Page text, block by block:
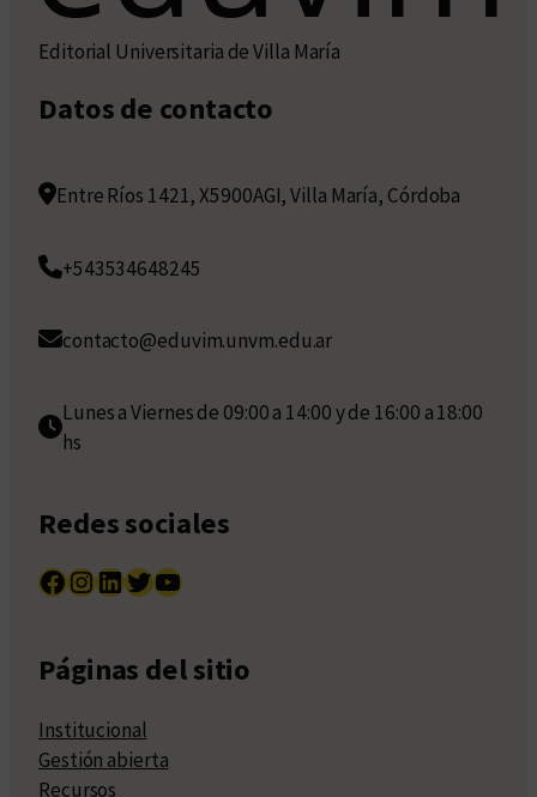
Editorial Universitaria de Villa María
Datos de contacto
Entre Ríos 1421, X5900AGI, Villa María, Córdoba
+543534648245
contacto@eduvim.unvm.edu.ar
Lunes a Viernes de 09:00 a 14:00 y de 16:00 a 18:00
hs
Redes sociales
Facebook InstagramLinkedIn Twitter YouTube
Páginas del sitio
Institucional
Gestión abierta
Recursos